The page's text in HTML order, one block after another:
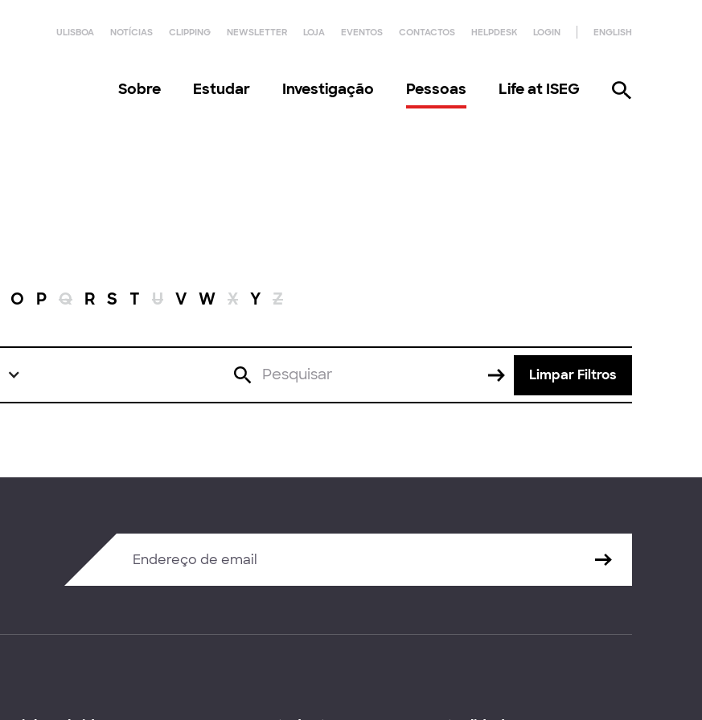
ULISBOA NOTÍCIAS CLIPPING NEWSLETTER LOJA EVENTOS CONTACTOS HELPDESK LOGIN ENGLISH
Sobre Estudar Investigação Pessoas Life at ISEG
O P Q R S T U V W X Y Z
Limpar Filtros